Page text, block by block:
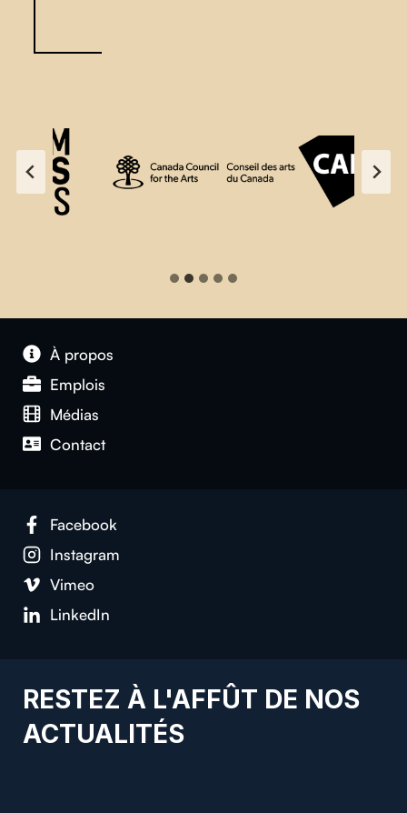
À propos
Emplois
Médias
Contact
Facebook
Instagram
Vimeo
LinkedIn
RESTEZ À L'AFFÛT DE NOS
ACTUALITÉS